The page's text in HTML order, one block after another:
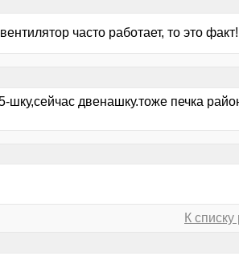
часто работает, то это факт!
двенашку.тоже печка
К